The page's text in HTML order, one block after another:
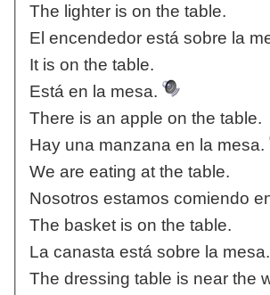
The lighter is on the table.
El encendedor está sobre la
It is on the table.
Está en la mesa.
There is an apple on the table.
Hay una manzana en la mesa.
We are eating at the table.
Nosotros estamos comiendo
The basket is on the table.
La canasta está sobre la mesa.
The dressing table is near the